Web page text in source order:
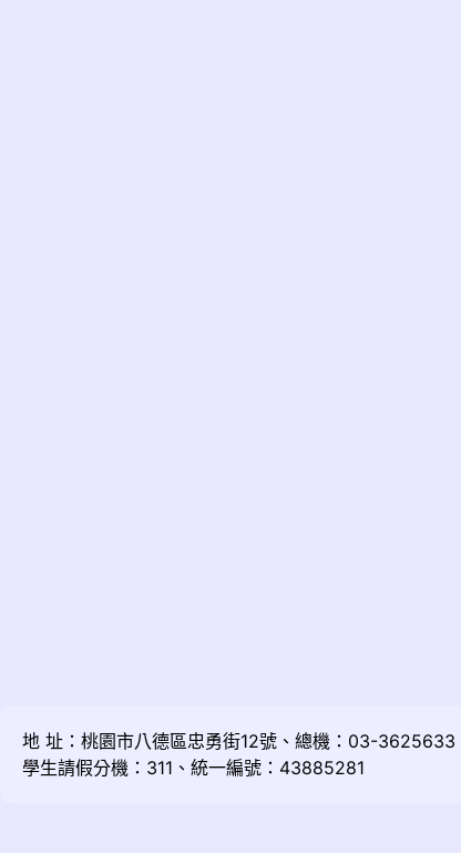
地 址：桃園市八德區忠勇街12號、總機：03-
學生請假分機：311、統一編號：43885281